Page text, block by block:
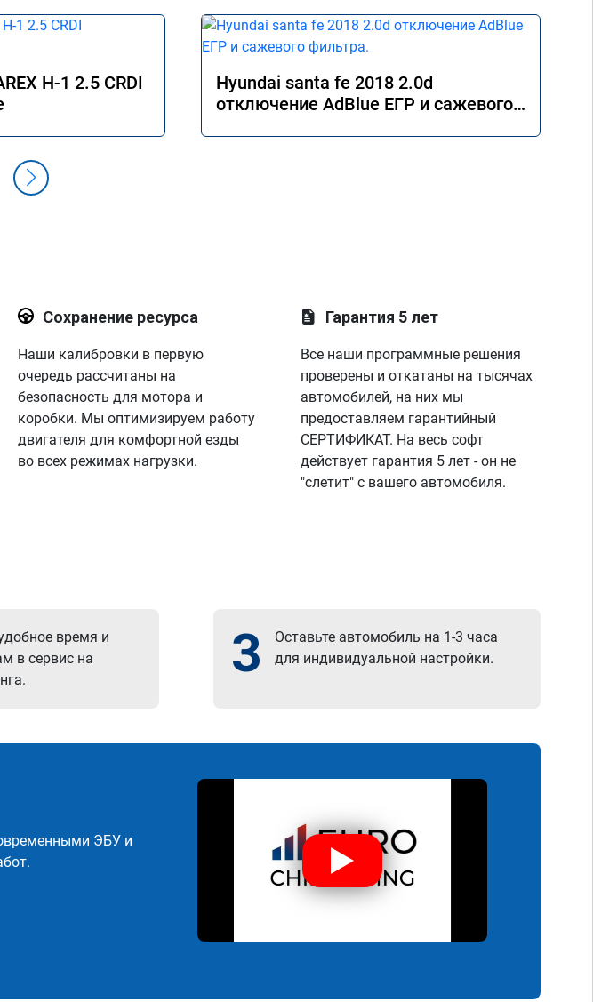
H-1 2.5 CRDI
Hyundai santa fe 2018 2.0d
отключение AdBlue ЕГР и сажевого
Сохранение ресурса
Наши калибровки в первую
очередь рассчитаны на
безопасность для мотора и
коробки. Мы оптимизируем работу
двигателя для комфортной езды
во всех режимах нагрузки.
Гарантия 5 лет
Все наши программные решения
проверены и откатаны на тысячах
автомобилей, на них мы
предоставляем гарантийный
СЕРТИФИКАТ. На весь софт
действует гарантия 5 лет - он не
"слетит" с вашего автомобиля.
время и
в сервис на
3
Оставьте автомобиль на 1-3 часа
для индивидуальной настройки.
ЭБУ и